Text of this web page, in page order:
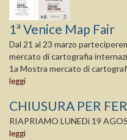
1ª Venice Map Fair
Dal 21 al 23 marzo
mercato di cartografia
1a Mostra mercato di
leggi
CHIUSURA PER
RIAPRIAMO LUNEDì 19
leggi